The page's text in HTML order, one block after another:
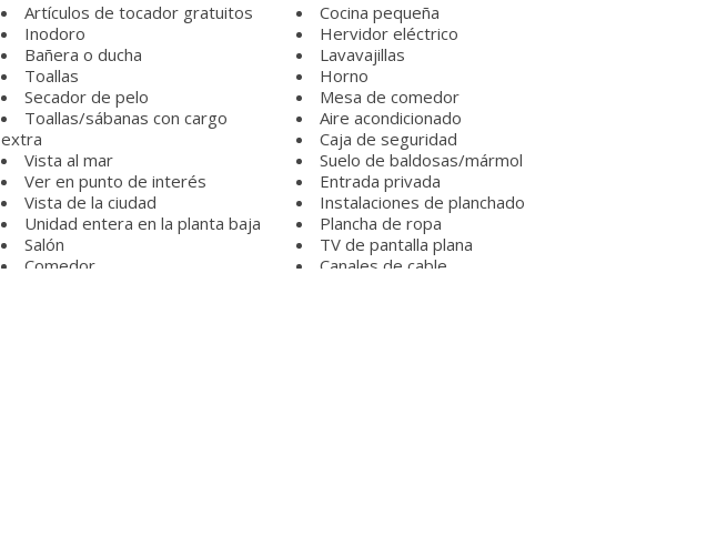
Artículos de tocador gratuitos
Inodoro
Bañera o ducha
Toallas
Secador de pelo
Toallas/sábanas con cargo
extra
Vista al mar
Ver en punto de interés
Vista de la ciudad
Unidad entera en la planta baja
Salón
Comedor
Cocina pequeña
Hervidor eléctrico
Lavavajillas
Horno
Mesa de comedor
Aire acondicionado
Caja de seguridad
Suelo de baldosas/mármol
Entrada privada
Instalaciones de planchado
Plancha de ropa
TV de pantalla plana
Canales de cable